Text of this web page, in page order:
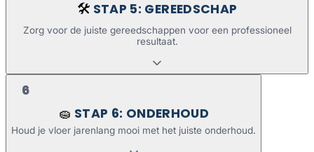
🛠️ STAP 5: GEREEDSCHAP
Zorg voor de juiste gereedschappen voor een professioneel
resultaat.
6
🧽 STAP 6: ONDERHOUD
Houd je vloer jarenlang mooi met het juiste onderhoud.